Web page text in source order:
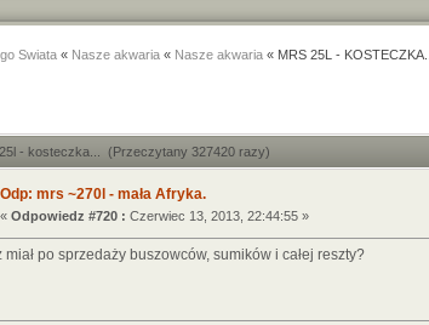
Swiata « Nasze akwaria « Nasze akwaria « MRS 25L - KOSTECZKA...
- kosteczka... (Przeczytany 327420 razy)
Odp: mrs ~270l - mała Afryka.
« Odpowiedz #720 : Czerwiec 13, 2013, 22:44:55 »
po sprzedaży buszowców, sumików i całej reszty?